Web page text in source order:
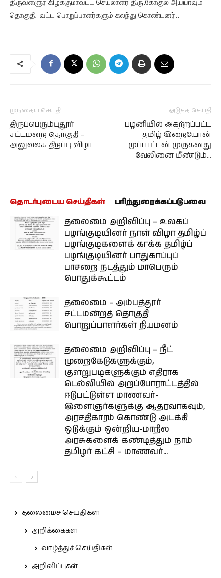
திருவள்ளூர் கிழக்குமாவட்ட செயலாளர் திரு.கோகுல் அய்யாவும்
தொகுதி, வட்ட பொறுப்பாளர்களும் கலந்து கொண்டனர்..
முந்தைய செய்தி
திருப்பெரும்புதூர்
சட்டமன்ற தொகுதி –
அலுவலக திறப்பு விழா
அடுத்த செய்தி
பழனியில் அகற்றப்பட்ட
தமிழ் இறையோன்
முப்பாட்டன் முருகனது
வேலினை மீண்டும்…
தொடர்புடைய செய்திகள் பரிந்துரைக்கப்படுபவை
தலைமை அறிவிப்பு – உலகப்
பழங்குடியினர் நாள் விழா தமிழ்ப்
பழங்குடிகளைக் காக்க தமிழ்ப்
பழங்குடியினர் பாதுகாப்புப்
பாசறை நடத்தும் மாபெரும்
பொதுக்கூட்டம்
தலைமை – அம்பத்தூர்
சட்டமன்றத் தொகுதி
பொறுப்பாளர்கள் நியமனம்
தலைமை அறிவிப்பு – நீட்
முறைகேடுகளுக்கும்,
குளறுபடிகளுக்கும் எதிராக
டெல்லியில் அறப்போராட்டத்தில்
ஈடுபட்டுள்ள மாணவர்-
இளைஞர்களுக்கு ஆதரவாகவும்,
அரசதிகாரம் கொண்டு அடக்கி
ஒடுக்கும் ஒன்றிய-மாநில
அரசுகளைக் கண்டித்தும் நாம்
தமிழர் கட்சி – மாணவர்...
தலைமைச் செய்திகள்
அறிக்கைகள்
வாழ்த்துச் செய்திகள்
அறிவிப்புகள்